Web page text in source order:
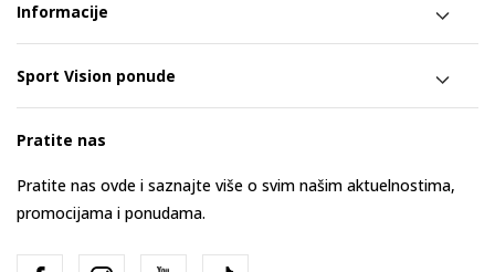
Informacije
Sport Vision ponude
Pratite nas
Pratite nas ovde i saznajte više o svim našim aktuelnostima,
promocijama i ponudama.